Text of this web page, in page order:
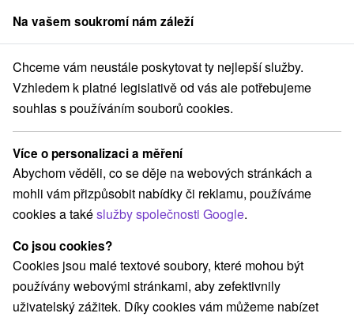
člen skupinySorger
kraj Tatranská Kotlina Privát Slodičák Tatranská Kotlina
Privát Slodičák Tatranská Kotlina
Tatranská Kotlina
Rezervovat přes booking
REZERVACE A VÝBĚR POBYTU
Kontaktujte přímo ubytovatele.
Na vašem soukromí nám záleží
Chceme vám neustále poskytovat ty nejlepší služby.
Vzhledem k platné legislativě od vás ale potřebujeme
souhlas s používáním souborů cookies.
Více o personalizaci a měření
Abychom věděli, co se děje na webových stránkách a
mohli vám přizpůsobit nabídky či reklamu, používáme
cookies a takéslužby společnosti Google.
Co jsou cookies?
Cookies jsou malé textové soubory, které mohou být
používány webovými stránkami, aby zefektivnily
uživatelský zážitek. Díky cookies vám můžeme nabízet